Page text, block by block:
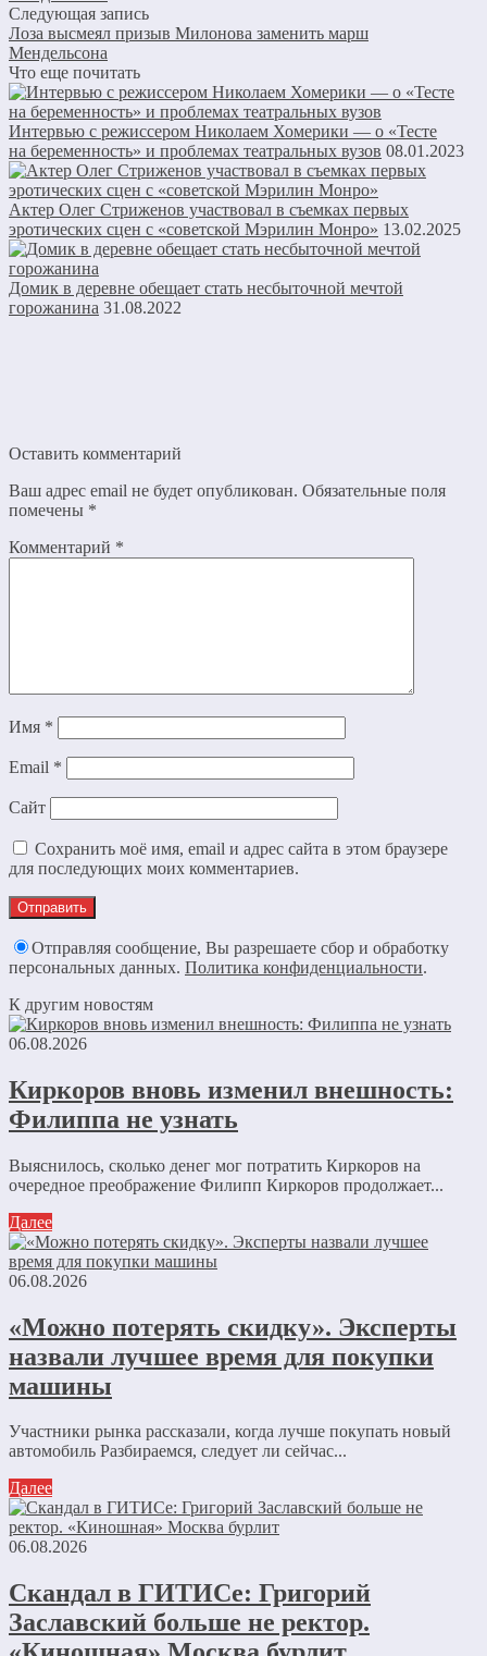
Следующая запись
Лоза высмеял призыв Милонова заменить марш
Мендельсона
Что еще почитать
Интервью с режиссером Николаем Хомерики — о «Тесте
на беременность» и проблемах театральных вузов 08.01.2023
Актер Олег Стриженов участвовал в съемках первых
эротических сцен с «советской Мэрилин Монро» 13.02.2025
Домик в деревне обещает стать несбыточной мечтой
горожанина 31.08.2022
Оставить комментарий
Ваш адрес email не будет опубликован. Обязательные поля
помечены *
Комментарий *
Имя *
Email *
Сайт
Сохранить моё имя, email и адрес сайта в этом браузере
для последующих моих комментариев.
Отправляя сообщение, Вы разрешаете сбор и обработку
персональных данных. Политика конфиденциальности.
К другим новостям
06.08.2026
Киркоров вновь изменил внешность:
Филиппа не узнать
Выяснилось, сколько денег мог потратить Киркоров на
очередное преображение Филипп Киркоров продолжает...
Далее
06.08.2026
«Можно потерять скидку». Эксперты
назвали лучшее время для покупки
машины
Участники рынка рассказали, когда лучше покупать новый
автомобиль Разбираемся, следует ли сейчас...
Далее
06.08.2026
Скандал в ГИТИСе: Григорий
Заславский больше не ректор.